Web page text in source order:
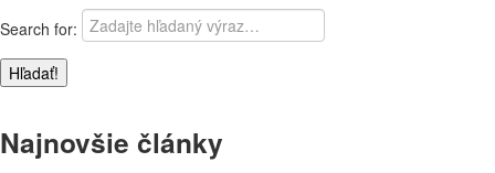
Search for:
Najnovšie články